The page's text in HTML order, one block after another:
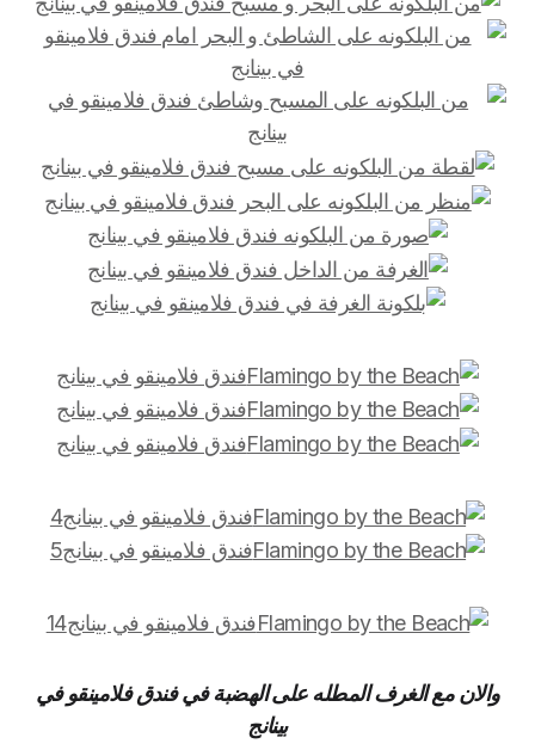
والان مع الغرف المطله على الهضبة في فندق فلامينقو في
بينانج